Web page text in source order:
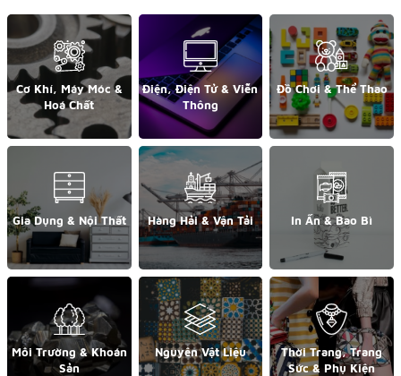
Cơ Khí, Máy Móc &
Hoá Chất
Điện, Điện Tử & Viễn
Thông
Đồ Chơi & Thể Thao
Gia Dụng & Nội Thất Hàng Hải & Vận Tải In Ấn & Bao Bì
Môi Trường & Khoán
Sản
Nguyên Vật Liệu
Thời Trang, Trang
Sức & Phụ Kiện